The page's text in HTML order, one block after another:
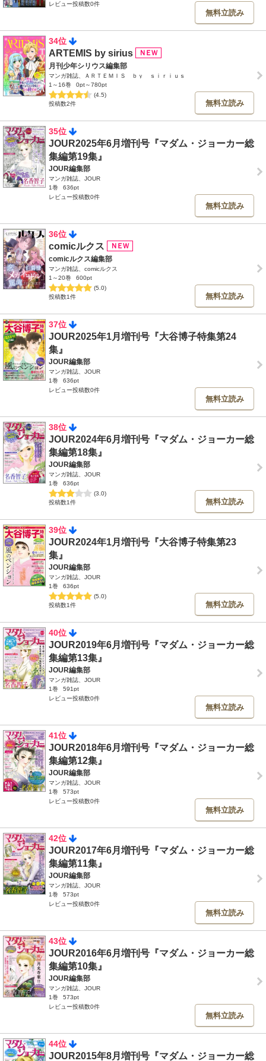
レビュー投稿数0件
無料立読み
34位
ARTEMIS by sirius
月刊少年シリウス編集部
マンガ雑誌、ＡＲＴＥＭＩＳ ｂｙ ｓｉｒｉｕｓ
1～16巻
0pt～780pt
(4.5)
投稿数2件
無料立読み
35位
JOUR2025年6月増刊号『マダム・ジョーカー総
集編第19集』
JOUR編集部
マンガ雑誌、JOUR
1巻
636pt
レビュー投稿数0件
無料立読み
36位
comicルクス
comicルクス編集部
マンガ雑誌、comicルクス
1～20巻
600pt
(5.0)
投稿数1件
無料立読み
37位
JOUR2025年1月増刊号『大谷博子特集第24
集』
JOUR編集部
マンガ雑誌、JOUR
1巻
636pt
レビュー投稿数0件
無料立読み
38位
JOUR2024年6月増刊号『マダム・ジョーカー総
集編第18集』
JOUR編集部
マンガ雑誌、JOUR
1巻
636pt
(3.0)
投稿数1件
無料立読み
39位
JOUR2024年1月増刊号『大谷博子特集第23
集』
JOUR編集部
マンガ雑誌、JOUR
1巻
636pt
(5.0)
投稿数1件
無料立読み
40位
JOUR2019年6月増刊号『マダム・ジョーカー総
集編第13集』
JOUR編集部
マンガ雑誌、JOUR
1巻
591pt
レビュー投稿数0件
無料立読み
41位
JOUR2018年6月増刊号『マダム・ジョーカー総
集編第12集』
JOUR編集部
マンガ雑誌、JOUR
1巻
573pt
レビュー投稿数0件
無料立読み
42位
JOUR2017年6月増刊号『マダム・ジョーカー総
集編第11集』
JOUR編集部
マンガ雑誌、JOUR
1巻
573pt
レビュー投稿数0件
無料立読み
43位
JOUR2016年6月増刊号『マダム・ジョーカー総
集編第10集』
JOUR編集部
マンガ雑誌、JOUR
1巻
573pt
レビュー投稿数0件
無料立読み
44位
JOUR2015年8月増刊号『マダム・ジョーカー総